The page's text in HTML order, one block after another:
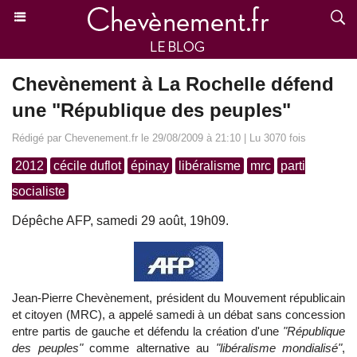
Chevènement à La Rochelle défend
une "République des peuples"
Rédigé par Chevenement.fr le 29/08/2009 à 21:10 | Lu 3070 fois
2012 cécile duflot épinay libéralisme mrc
parti
socialiste
Dépêche AFP, samedi 29 août, 19h09.
Jean-Pierre Chevènement, président du Mouvement républicain
et citoyen (MRC), a appelé samedi à un débat sans concession
entre partis de gauche et défendu la création d'une "République
des peuples"comme alternative au "libéralisme mondialisé",